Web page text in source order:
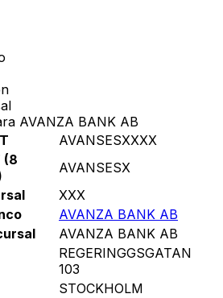
AVANZA BANK AB
AVANSESXXXX
(8
AVANSESX
XXX
AVANZA BANK AB
AVANZA BANK AB
REGERINGGSGATAN
103
STOCKHOLM